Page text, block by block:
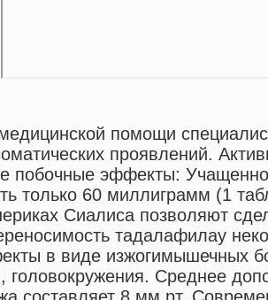
помощи
проявлений.
побочные эффекты:
только 60 миллиграмм (1
Сиалиса позволяют
тадалафилау
в виде изжогимышечных
головокружения. Среднее